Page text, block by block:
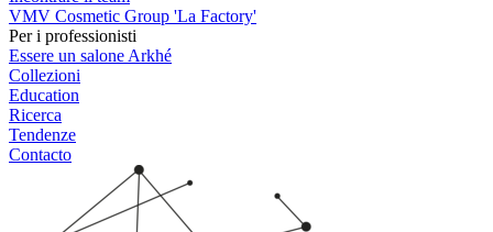
VMV Cosmetic Group 'La Factory'
Per i professionisti
Essere un salone Arkhé
Collezioni
Education
Ricerca
Tendenze
Contacto